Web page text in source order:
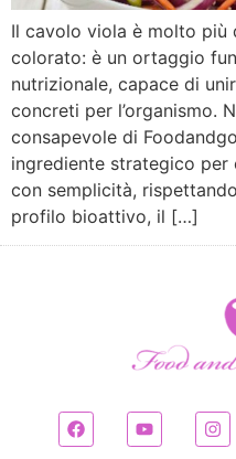
Il cavolo viola è molto più
colorato: è un ortaggio
nutrizionale, capace di
concreti per l’organismo.
consapevole di
ingrediente strategico per
con semplicità,
profilo bioattivo, il […]